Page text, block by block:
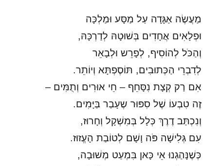
מַעֲשֶׂה אַגָּדָה עַל מַסָּע וּמַלְכָּה
וּפְלָאִים אֲחָדִים בְּשׁוּטָהּ לְדַרְכָּהּ,
וְהַכֹּל לְהוֹסִיף, לְפָרֵש וּלְבָאֵר
לְדִבְרֵי הַכְּתוּבִים, תּוֹסֶפְתָּא וְיוֹתֵר.
אִם רַק קְצָת נִסָּחֵף – חֵי אוּרִים וְתֻמִּים –
זֶה טִבְעוֹ שֶׁל סִפּוּר שֶעָבַר בַּיָּמִים.
וְנִכְתַּב דֶרֶךְ כְּלָל בְּמִשְׁקָל וְחָרוּז,
עִם גְּלִישָׁה פֹּה וָשָׁם לְטוֹבַת הָעֱזוּז.
כְּשֶׁנָּהַגְנוּ אֵי כָּאן בִּמְעַט מְשׁוּבָה,